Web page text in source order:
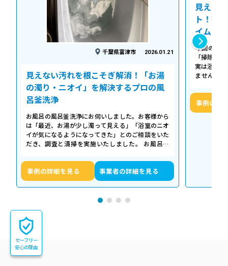
千葉県富津市 2026.01.21
見えない汚れを根こそぎ解消！「お湯
の濁り・ニオイ」を解決するプロの風
呂釜洗浄
お風呂の風呂釜洗浄にお伺いしました。お客様から
は「最近、お湯が少し濁って見える」「浴室のニオ
イが気になるようになってきた」とのご相談をいた
だき、調査と清掃を実施いたしました。 お風呂の
事例の詳細を見る 事業者の詳細を見る
見えな
ト！徹
イム
今回の作
「掃除し
実は浴槽
ません。
事例の詳
セーフリー
安心の理由